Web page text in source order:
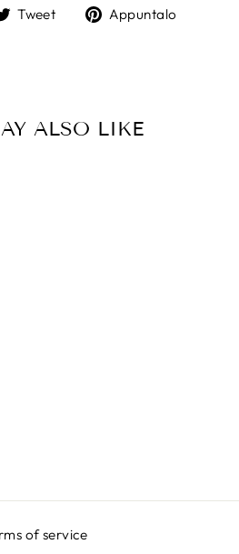
Tweet
TwittaAppuntalo
ALSO LIKE
of service